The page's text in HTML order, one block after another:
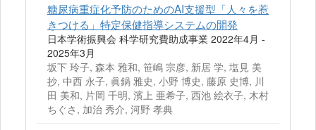
糖尿病重症化予防のためのAI支援型「人々を惹
きつける」特定保健指導システムの開発
日本学術振興会 科学研究費助成事業 2022年4月 -
2025年3月
坂下 玲子, 森本 雅和, 笹嶋 宗彦, 新居 学, 塩見 美
抄, 中西 永子, 眞鍋 雅史, 小野 博史, 藤原 史博, 川
田 美和, 片岡 千明, 濱上 亜希子, 西池 絵衣子, 木村
ちぐさ, 加治 秀介, 河野 孝典